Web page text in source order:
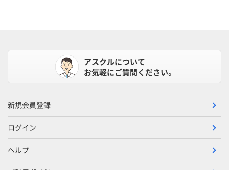
アスクルについて
お気軽にご質問ください。
新規会員登録
ログイン
ヘルプ